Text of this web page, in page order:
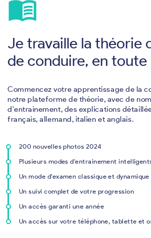
menu_book
Je travaille la théorie
de conduire, en
Commencez votre apprentissage de la
notre plateforme de théorie, avec de
d'entrainement, des explications
français, allemand, italien et anglais.
200 nouvelles photos 2024
Plusieurs modes d'entrainement
Un mode d'examen classique et dynamique
Un suivi complet de votre progression
Un accès garanti une année
Un accès sur votre téléphone, tablette et